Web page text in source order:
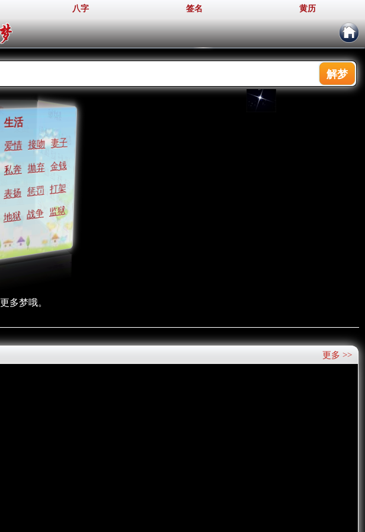
八字 签名 黄历
生活
爱情 接吻 妻子
私奔 抛弃 金钱
表扬 惩罚 打架
地狱 战争 监狱
裸体
身体
头发
耳朵
心脏
衣服
钱包
行李
汽车
帽子
钥匙
手机
拖鞋
吉他
钻石
匕首
飞机
香水
剪刀
首饰
仙女
幽灵
猫
草
多梦哦。
更多 >>